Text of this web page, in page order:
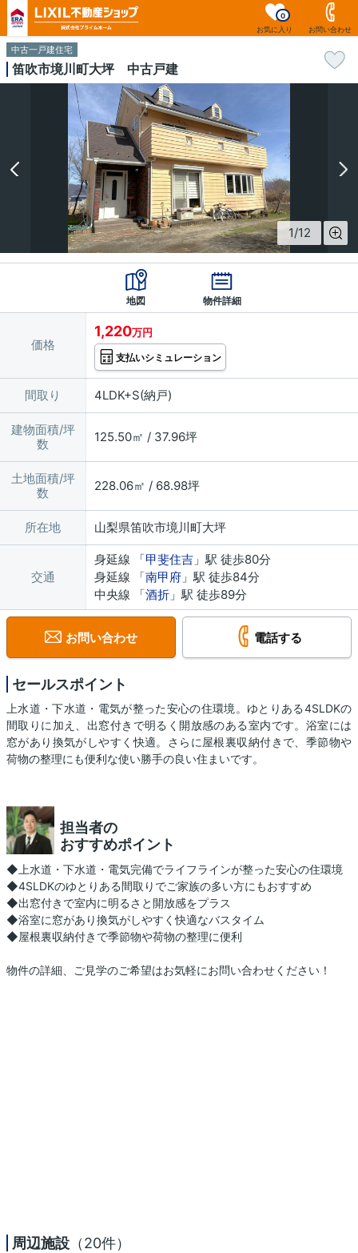
お気に入り
0
お問い合わせ
中古一戸建住宅
笛吹市境川町大坪 中古戸建
1/12
地図 物件詳細
価格
1,220万円
支払いシミュレーション
間取り 4LDK+S(納戸)
建物面積/坪
数
125.50㎡ / 37.96坪
土地面積/坪
数
228.06㎡ / 68.98坪
所在地 山梨県笛吹市境川町大坪
交通
身延線 「甲斐住吉 」駅 徒歩80分
身延線 「南甲府 」駅 徒歩84分
中央線 「酒折 」駅 徒歩89分
お問い合わせ 電話する
セールスポイント
上水道・下水道・電気が整った安心の住環境。ゆとりある4SLDKの
間取りに加え、出窓付きで明るく開放感のある室内です。浴室には
窓があり換気がしやすく快適。さらに屋根裏収納付きで、季節物や
荷物の整理にも便利な使い勝手の良い住まいです。
担当者の
おすすめポイント
◆上水道・下水道・電気完備でライフラインが整った安心の住環境
◆4SLDKのゆとりある間取りでご家族の多い方にもおすすめ
◆出窓付きで室内に明るさと開放感をプラス
◆浴室に窓があり換気がしやすく快適なバスタイム
◆屋根裏収納付きで季節物や荷物の整理に便利
物件の詳細、ご見学のご希望はお気軽にお問い合わせください！
周辺施設 （20件）